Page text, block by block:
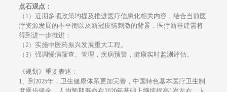
点石观点：
（1）近期多项政策均提及推进医疗信息化相关内容，结合当前医
疗资源发展的不平衡以及新冠疫情刺激的背景，医疗新基建需将
得到进一步推进；
（2）实施中医药振兴发展重大工程。
（3）强调慢病筛查、管理，疾病预警，健康实时监测评估。
《规划》重要表述：
1、到2025年，卫生健康体系更加完善，中国特色基本医疗卫生制